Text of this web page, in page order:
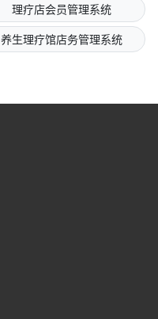
理疗店会员管理系统
养生理疗馆店务管理系统